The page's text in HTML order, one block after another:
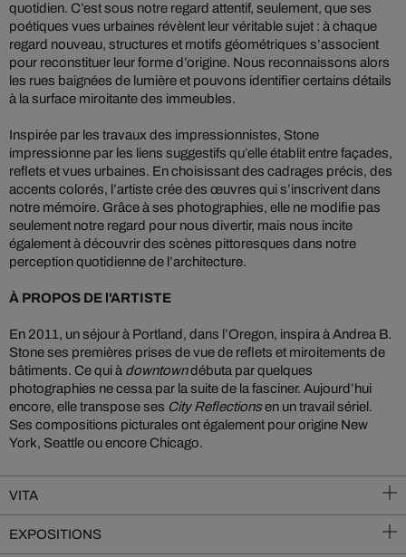
quotidien. C’est sous notre regard attentif, seulement, que ses
poétiques vues urbaines révèlent leur véritable sujet : à chaque
regard nouveau, structures et motifs géométriques s’associent
pour reconstituer leur forme d’origine. Nous reconnaissons alors
les rues baignées de lumière et pouvons identifier certains détails
à la surface miroitante des immeubles.
Inspirée par les travaux des impressionnistes, Stone
impressionne par les liens suggestifs qu’elle établit entre façades,
reflets et vues urbaines. En choisissant des cadrages précis, des
accents colorés, l’artiste crée des œuvres qui s’inscrivent dans
notre mémoire. Grâce à ses photographies, elle ne modifie pas
seulement notre regard pour nous divertir, mais nous incite
également à découvrir des scènes pittoresques dans notre
perception quotidienne de l’architecture.
À PROPOS DE l'ARTISTE
En 2011, un séjour à Portland, dans l’Oregon, inspira à Andrea B.
Stone ses premières prises de vue de reflets et miroitements de
bâtiments. Ce qui à downtowndébuta par quelques
photographies ne cessa par la suite de la fasciner. Aujourd’hui
encore, elle transpose ses City Reflectionsen un travail sériel.
Ses compositions picturales ont également pour origine New
York, Seattle ou encore Chicago.
VITA
EXPOSITIONS